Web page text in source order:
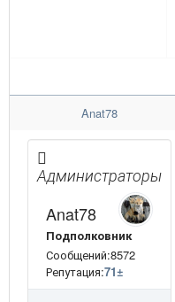
Anat78
Администраторы
Anat78
Подполковник
Сообщений:8572
Репутация:71±